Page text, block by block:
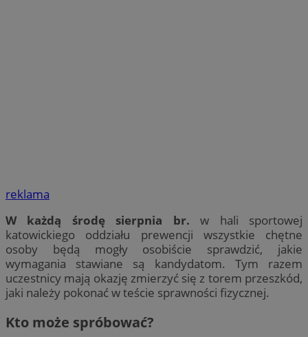
reklama
W każdą środę sierpnia br. w hali sportowej
katowickiego oddziału prewencji wszystkie chętne
osoby będą mogły osobiście sprawdzić, jakie
wymagania stawiane są kandydatom. Tym razem
uczestnicy mają okazję zmierzyć się z torem przeszkód,
jaki należy pokonać w teście sprawności fizycznej.
Kto może spróbować?